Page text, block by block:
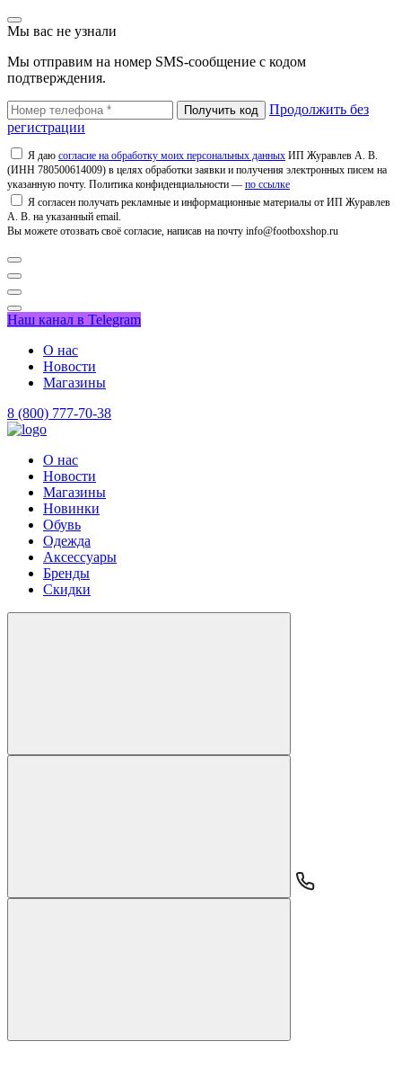
Мы вас не узнали
Мы отправим на номер SMS-сообщение с кодом
подтверждения.
Продолжить без
регистрации
Я даю согласие на обработку моих персональных данных ИП Журавлев А. В.
(ИНН 780500614009) в целях обработки заявки и получения электронных писем на
указанную почту. Политика конфиденциальности — по ссылке
Я согласен получать рекламные и информационные материалы от ИП Журавлев
А. В. на указанный email.
Вы можете отозвать своё согласие, написав на почту info@footboxshop.ru
Наш канал в Telegram
О нас
Новости
Магазины
8 (800) 777-70-38
О нас
Новости
Магазины
Новинки
Обувь
Одежда
Аксессуары
Бренды
Скидки